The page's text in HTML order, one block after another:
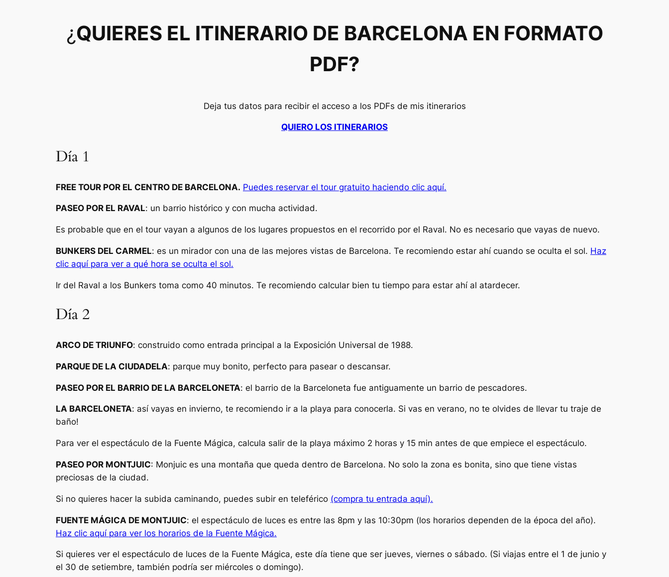
¿QUIERES EL ITINERARIO DE BARCELONA EN FORMATO
PDF?
Deja tus datos para recibir el acceso a los PDFs de mis itinerarios
QUIERO LOS ITINERARIOS
Día 1
FREE TOUR POR EL CENTRO DE BARCELONA. Puedes reservar el tour gratuito haciendo clic aquí.
PASEO POR EL RAVAL: un barrio histórico y con mucha actividad.
Es probable que en el tour vayan a algunos de los lugares propuestos en el recorrido por el Raval. No es necesario que vayas de nuevo.
BUNKERS DEL CARMEL: es un mirador con una de las mejores vistas de Barcelona. Te recomiendo estar ahí cuando se oculta el sol. Haz
clic aquí para ver a qué hora se oculta el sol.
Ir del Raval a los Bunkers toma como 40 minutos. Te recomiendo calcular bien tu tiempo para estar ahí al atardecer.
Día 2
ARCO DE TRIUNFO: construido como entrada principal a la Exposición Universal de 1988.
PARQUE DE LA CIUDADELA: parque muy bonito, perfecto para pasear o descansar.
PASEO POR EL BARRIO DE LA BARCELONETA: el barrio de la Barceloneta fue antiguamente un barrio de pescadores.
LA BARCELONETA: así vayas en invierno, te recomiendo ir a la playa para conocerla. Si vas en verano, no te olvides de llevar tu traje de
baño!
Para ver el espectáculo de la Fuente Mágica, calcula salir de la playa máximo 2 horas y 15 min antes de que empiece el espectáculo.
PASEO POR MONTJUIC: Monjuic es una montaña que queda dentro de Barcelona. No solo la zona es bonita, sino que tiene vistas
preciosas de la ciudad.
Si no quieres hacer la subida caminando, puedes subir en teleférico (compra tu entrada aquí).
FUENTE MÁGICA DE MONTJUIC: el espectáculo de luces es entre las 8pm y las 10:30pm (los horarios dependen de la época del año).
Haz clic aquí para ver los horarios de la Fuente Mágica.
Si quieres ver el espectáculo de luces de la Fuente Mágica, este día tiene que ser jueves, viernes o sábado. (Si viajas entre el 1 de junio y
el 30 de setiembre, también podría ser miércoles o domingo).